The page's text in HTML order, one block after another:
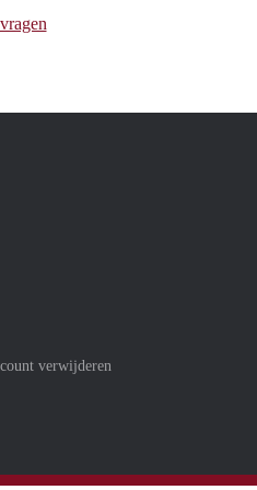
verwijderen
Mastercard
af met Meastro